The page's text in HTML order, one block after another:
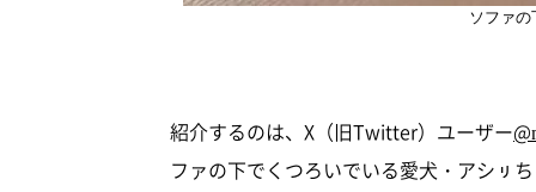
ソファ
紹介するのは、X（旧Twitter）ユーザー
ファの下でくつろいでいる愛犬・アシㇼ